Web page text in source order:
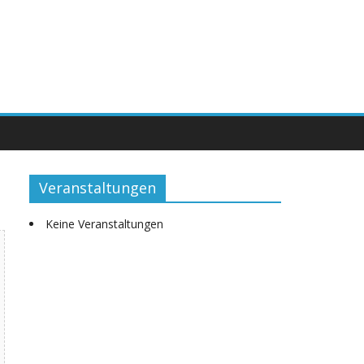
Veranstaltungen
Keine Veranstaltungen